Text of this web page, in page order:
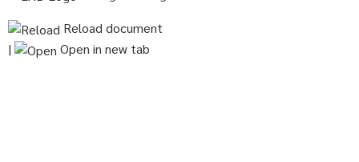
Reload document
|
Open in new tab